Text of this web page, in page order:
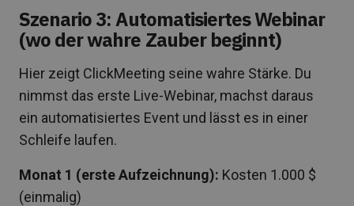
Szenario 3: Automatisiertes Webinar
(wo der wahre Zauber beginnt)
Hier zeigt ClickMeeting seine wahre Stärke. Du
nimmst das erste Live-Webinar, machst daraus
ein automatisiertes Event und lässt es in einer
Schleife laufen.
Monat 1 (erste Aufzeichnung): Kosten 1.000 $
(einmalig)